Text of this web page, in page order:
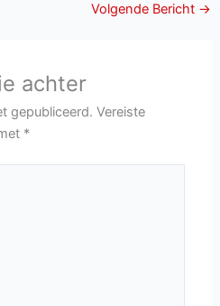
Volgende Bericht →
achter
gepubliceerd. Vereiste
*